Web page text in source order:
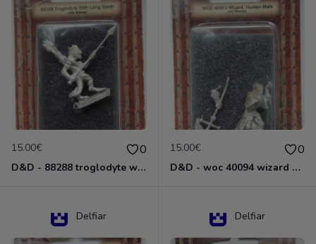
15.00€ 0
D&D - 88288 troglodyte with long Miniature - Donjons Dragons
15.00€ 0
D&D - woc 40094 wizard human male Miniature - Donjons Dragons
Delfiar Delfiar